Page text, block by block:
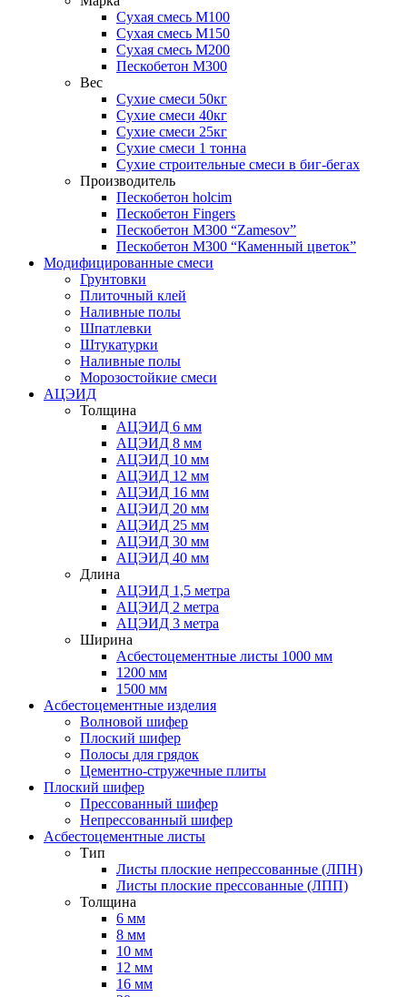
Сухая смесь М100
Сухая смесь М150
Сухая смесь М200
Пескобетон М300
Вес
Сухие смеси 50кг
Сухие смеси 40кг
Сухие смеси 25кг
Сухие смеси 1 тонна
Сухие строительные смеси в биг-бегах
Производитель
Пескобетон holcim
Пескобетон Fingers
Пескобетон М300 “Zamesov”
Пескобетон М300 “Каменный цветок”
Модифицированные смеси
Грунтовки
Плиточный клей
Наливные полы
Шпатлевки
Штукатурки
Наливные полы
Морозостойкие смеси
АЦЭИД
Толщина
АЦЭИД 6 мм
АЦЭИД 8 мм
АЦЭИД 10 мм
АЦЭИД 12 мм
АЦЭИД 16 мм
АЦЭИД 20 мм
АЦЭИД 25 мм
АЦЭИД 30 мм
АЦЭИД 40 мм
Длина
АЦЭИД 1,5 метра
АЦЭИД 2 метра
АЦЭИД 3 метра
Ширина
Асбестоцементные листы 1000 мм
1200 мм
1500 мм
Асбестоцементные изделия
Волновой шифер
Плоский шифер
Полосы для грядок
Цементно-стружечные плиты
Плоский шифер
Прессованный шифер
Непрессованный шифер
Асбестоцементные листы
Тип
Листы плоские непрессованные (ЛПН)
Листы плоские прессованные (ЛПП)
Толщина
6 мм
8 мм
10 мм
12 мм
16 мм